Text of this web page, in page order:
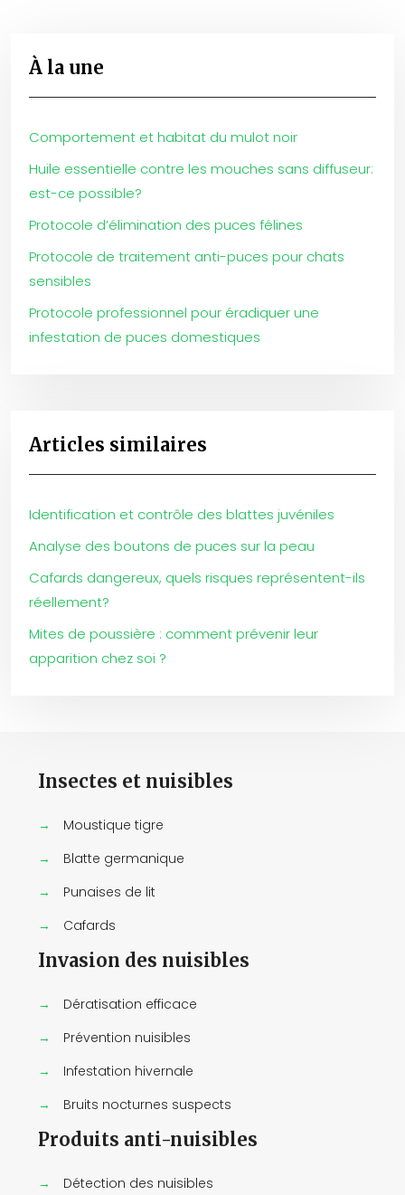
À la une
Comportement et habitat du mulot noir
Huile essentielle contre les mouches sans diffuseur:
est-ce possible?
Protocole d’élimination des puces félines
Protocole de traitement anti-puces pour chats
sensibles
Protocole professionnel pour éradiquer une
infestation de puces domestiques
Articles similaires
Identification et contrôle des blattes juvéniles
Analyse des boutons de puces sur la peau
Cafards dangereux, quels risques représentent-ils
réellement?
Mites de poussière : comment prévenir leur
apparition chez soi ?
Insectes et nuisibles
→
Moustique tigre
→
Blatte germanique
→
Punaises de lit
→
Cafards
Invasion des nuisibles
→
Dératisation efficace
→
Prévention nuisibles
→
Infestation hivernale
→
Bruits nocturnes suspects
Produits anti-nuisibles
→ Détection des nuisibles